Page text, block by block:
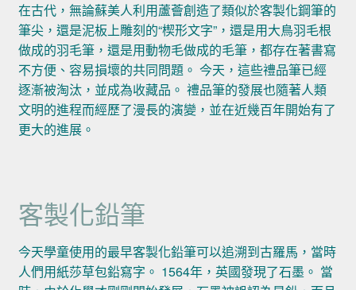
在古代，無論蘇美人利用蘆薈創造了類似於客製化鋼筆的
筆尖，還是泥板上雕刻的“楔形文字”，還是用大鳥羽毛根
做成的羽毛筆，還是用動物毛做成的毛筆，都存在著書寫
不方便、容易損壞的共同問題。 今天，這些禮品筆已經
逐漸被淘汰，並成為收藏品。 禮品筆的發展也隨著人類
文明的進程而經歷了漫長的演變，並在近幾百年開始有了
更大的進展。
客製化鉛筆
今天學童使用的最早客製化鉛筆可以追溯到古羅馬，當時
人們用紙莎草包鉛寫字。 1564年，英國發現了石墨。 當